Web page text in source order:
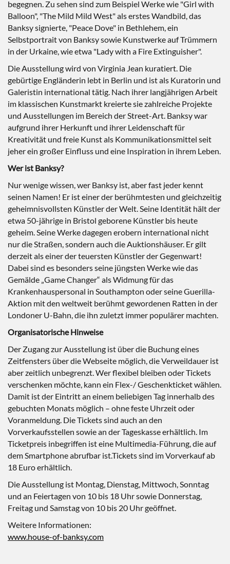
begegnen. Zu sehen sind zum Beispiel Werke wie "Girl with
Balloon", "The Mild Mild West" als erstes Wandbild, das
Banksy signierte, "Peace Dove" in Bethlehem, ein
Selbstportrait von Banksy sowie Kunstwerke auf Trümmern
in der Urkaine, wie etwa "Lady with a Fire Extinguisher".
Die Ausstellung wird von Virginia Jean kuratiert. Die
gebürtige Engländerin lebt in Berlin und ist als Kuratorin und
Galeristin international tätig. Nach ihrer langjährigen Arbeit
im klassischen Kunstmarkt kreierte sie zahlreiche Projekte
und Ausstellungen im Bereich der Street-Art. Banksy war
aufgrund ihrer Herkunft und ihrer Leidenschaft für
Kreativität und freie Kunst als Kommunikationsmittel seit
jeher ein großer Einfluss und eine Inspiration in ihrem Leben.
Wer ist Banksy?
Nur wenige wissen, wer Banksy ist, aber fast jeder kennt
seinen Namen! Er ist einer der berühmtesten und gleichzeitig
geheimnisvollsten Künstler der Welt. Seine Identität hält der
etwa 50-jährige in Bristol geborene Künstler bis heute
geheim. Seine Werke dagegen erobern international nicht
nur die Straßen, sondern auch die Auktionshäuser. Er gilt
derzeit als einer der teuersten Künstler der Gegenwart!
Dabei sind es besonders seine jüngsten Werke wie das
Gemälde „Game Changer“ als Widmung für das
Krankenhauspersonal in Southampton oder seine Guerilla-
Aktion mit den weltweit berühmt gewordenen Ratten in der
Londoner U-Bahn, die ihn zuletzt immer populärer machten.
Organisatorische Hinweise
Der Zugang zur Ausstellung ist über die Buchung eines
Zeitfensters über die Webseite möglich, die Verweildauer ist
aber zeitlich unbegrenzt. Wer flexibel bleiben oder Tickets
verschenken möchte, kann ein Flex-/ Geschenkticket wählen.
Damit ist der Eintritt an einem beliebigen Tag innerhalb des
gebuchten Monats möglich – ohne feste Uhrzeit oder
Voranmeldung. Die Tickets sind auch an den
Vorverkaufsstellen sowie an der Tageskasse erhältlich. Im
Ticketpreis inbegriffen ist eine Multimedia-Führung, die auf
dem Smartphone abrufbar ist.Tickets sind im Vorverkauf ab
18 Euro erhältlich.
Die Ausstellung ist Montag, Dienstag, Mittwoch, Sonntag
und an Feiertagen von 10 bis 18 Uhr sowie Donnerstag,
Freitag und Samstag von 10 bis 20 Uhr geöffnet.
Weitere Informationen:
www.house-of-banksy.com